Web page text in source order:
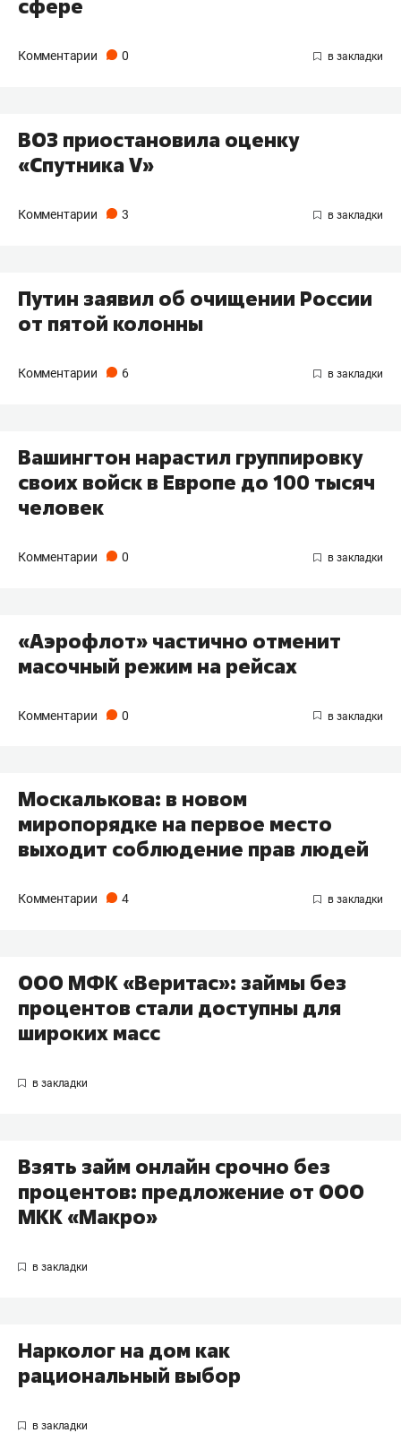
сфере
Комментарии 0
ВОЗ приостановила оценку
«Спутника V»
Комментарии 3
Путин заявил об очищении России
от пятой колонны
Комментарии 6
Вашингтон нарастил группировку
своих войск в Европе до 100 тысяч
человек
Комментарии 0
«Аэрофлот» частично отменит
масочный режим на рейсах
Комментарии 0
Москалькова: в новом
миропорядке на первое место
выходит соблюдение прав людей
Комментарии 4
ООО МФК «Веритас»: займы без
процентов стали доступны для
широких масс
Взять займ онлайн срочно без
процентов: предложение от ООО
МКК «Макро»
Нарколог на дом как
рациональный выбор